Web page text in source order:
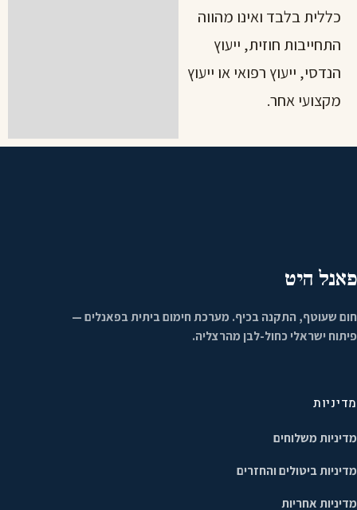
כללית בלבד ואינו מהווה
התחייבות חוזית, ייעוץ
הנדסי, ייעוץ רפואי או ייעוץ
מקצועי אחר.
פאנל היט
חום שעוטף, התקנה בכיף. מערכת חימום ביתית בפאנלים —
פיתוח ישראלי כחול-לבן מהרצליה.
מדיניות
מדיניות משלוחים
מדיניות ביטולים והחזרים
מדיניות אחריות